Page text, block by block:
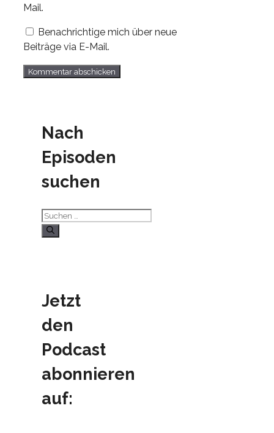
Mail.
Benachrichtige mich über neue
Beiträge via E-Mail.
Nach
Episoden
suchen
Suchen
nach:
Jetzt
den
Podcast
abonnieren
auf: